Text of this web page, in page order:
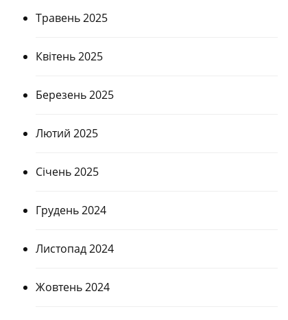
Травень 2025
Квітень 2025
Березень 2025
Лютий 2025
Січень 2025
Грудень 2024
Листопад 2024
Жовтень 2024